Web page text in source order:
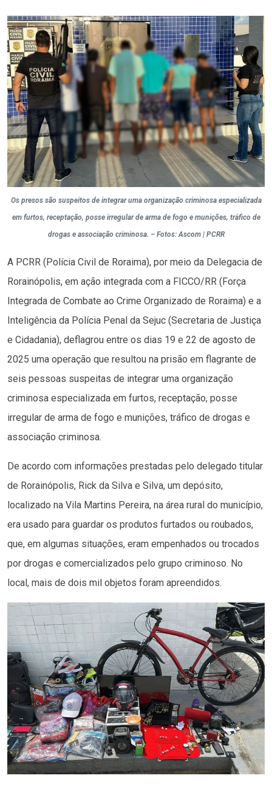
Os presos são suspeitos de integrar uma organização criminosa especializada
em furtos, receptação, posse irregular de arma de fogo e munições, tráfico de
drogas e associação criminosa. – Fotos: Ascom | PCRR
A PCRR (Polícia Civil de Roraima), por meio da Delegacia de
Rorainópolis, em ação integrada com a FICCO/RR (Força
Integrada de Combate ao Crime Organizado de Roraima) e a
Inteligência da Polícia Penal da Sejuc (Secretaria de Justiça
e Cidadania), deflagrou entre os dias 19 e 22 de agosto de
2025 uma operação que resultou na prisão em flagrante de
seis pessoas suspeitas de integrar uma organização
criminosa especializada em furtos, receptação, posse
irregular de arma de fogo e munições, tráfico de drogas e
associação criminosa.
De acordo com informações prestadas pelo delegado titular
de Rorainópolis, Rick da Silva e Silva, um depósito,
localizado na Vila Martins Pereira, na área rural do município,
era usado para guardar os produtos furtados ou roubados,
que, em algumas situações, eram empenhados ou trocados
por drogas e comercializados pelo grupo criminoso. No
local, mais de dois mil objetos foram apreendidos.